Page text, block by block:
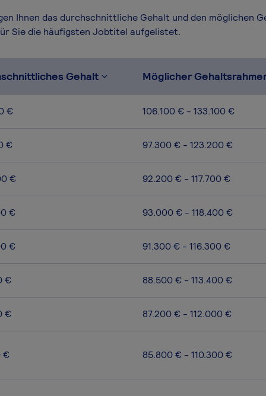
Ihnen das durchschnittliche Gehalt und den möglichen
Sie die häufigsten Jobtitel aufgelistet.
Gehalt Möglicher
€ 106.100 € - 133.100 €
€ 97.300 € - 123.200 €
€ 92.200 € - 117.700 €
€ 93.000 € - 118.400 €
€ 91.300 € - 116.300 €
€ 88.500 € - 113.400 €
€ 87.200 € - 112.000 €
€ 85.800 € - 110.300 €